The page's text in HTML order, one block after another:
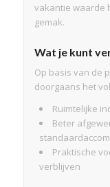
vakantie waarde
gemak.
Wat je kunt
Op basis van de
doorgaans het
Ruimtelijke
Beter
Praktische
verblijven